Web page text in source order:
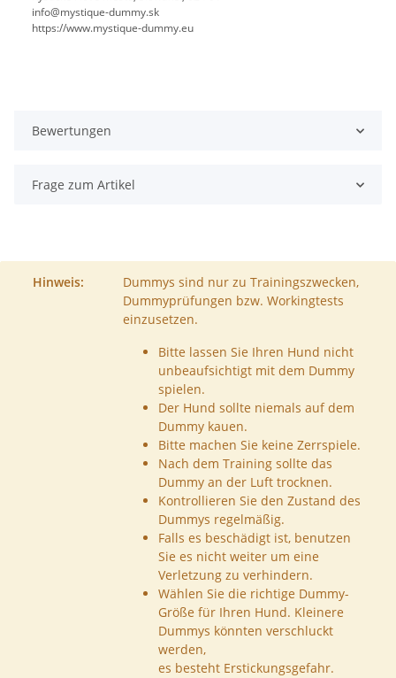
info@mystique-dummy.sk
https://www.mystique-dummy.eu
Bewertungen
Frage zum Artikel
Hinweis:
Dummys sind nur zu Trainingszwecken,
Dummyprüfungen bzw. Workingtests
einzusetzen.
Bitte lassen Sie Ihren Hund nicht
unbeaufsichtigt mit dem Dummy
spielen.
Der Hund sollte niemals auf dem
Dummy kauen.
Bitte machen Sie keine Zerrspiele.
Nach dem Training sollte das
Dummy an der Luft trocknen.
Kontrollieren Sie den Zustand des
Dummys regelmäßig.
Falls es beschädigt ist, benutzen
Sie es nicht weiter um eine
Verletzung zu verhindern.
Wählen Sie die richtige Dummy-
Größe für Ihren Hund. Kleinere
Dummys könnten verschluckt
werden,
es besteht Erstickungsgefahr.